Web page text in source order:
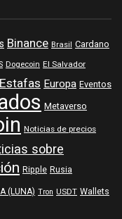
Binance Brasil Cardano
Dogecoin El Salvador
Estafas Europa Eventos
Metaverso
Noticias de precios
sobre
Ripple Rusia
(LUNA) Tron USDT Wallets